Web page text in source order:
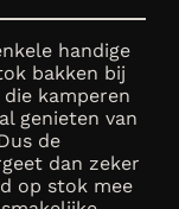
handige
bakken bij
kamperen
genieten van
de
dan zeker
op stok mee